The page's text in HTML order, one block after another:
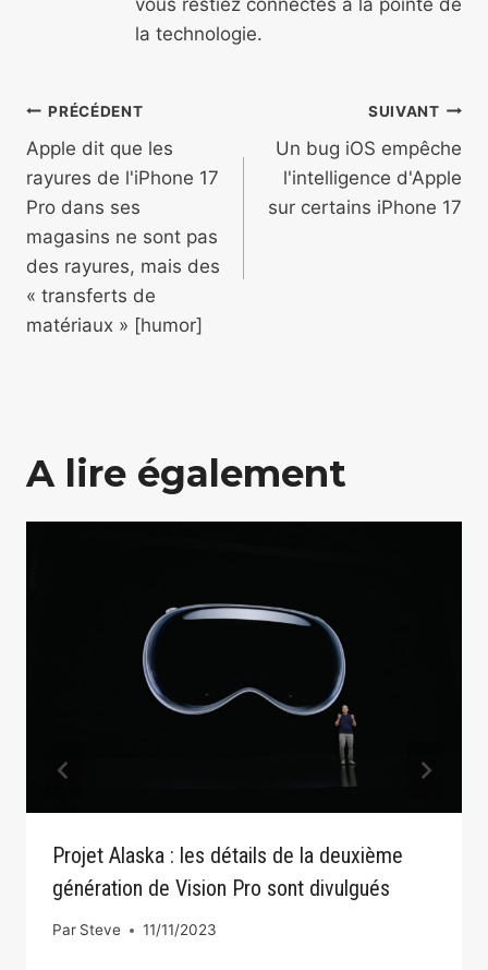
vous restiez connectés à la pointe de
la technologie.
Navigation
de
l’article
PRÉCÉDENT
Apple dit que les
rayures de l'iPhone 17
Pro dans ses
magasins ne sont pas
des rayures, mais des
« transferts de
matériaux » [humor]
SUIVANT
Un bug iOS empêche
l'intelligence d'Apple
sur certains iPhone 17
A lire également
Projet Alaska : les détails de la deuxième
génération de Vision Pro sont divulgués
Par Steve 11/11/2023